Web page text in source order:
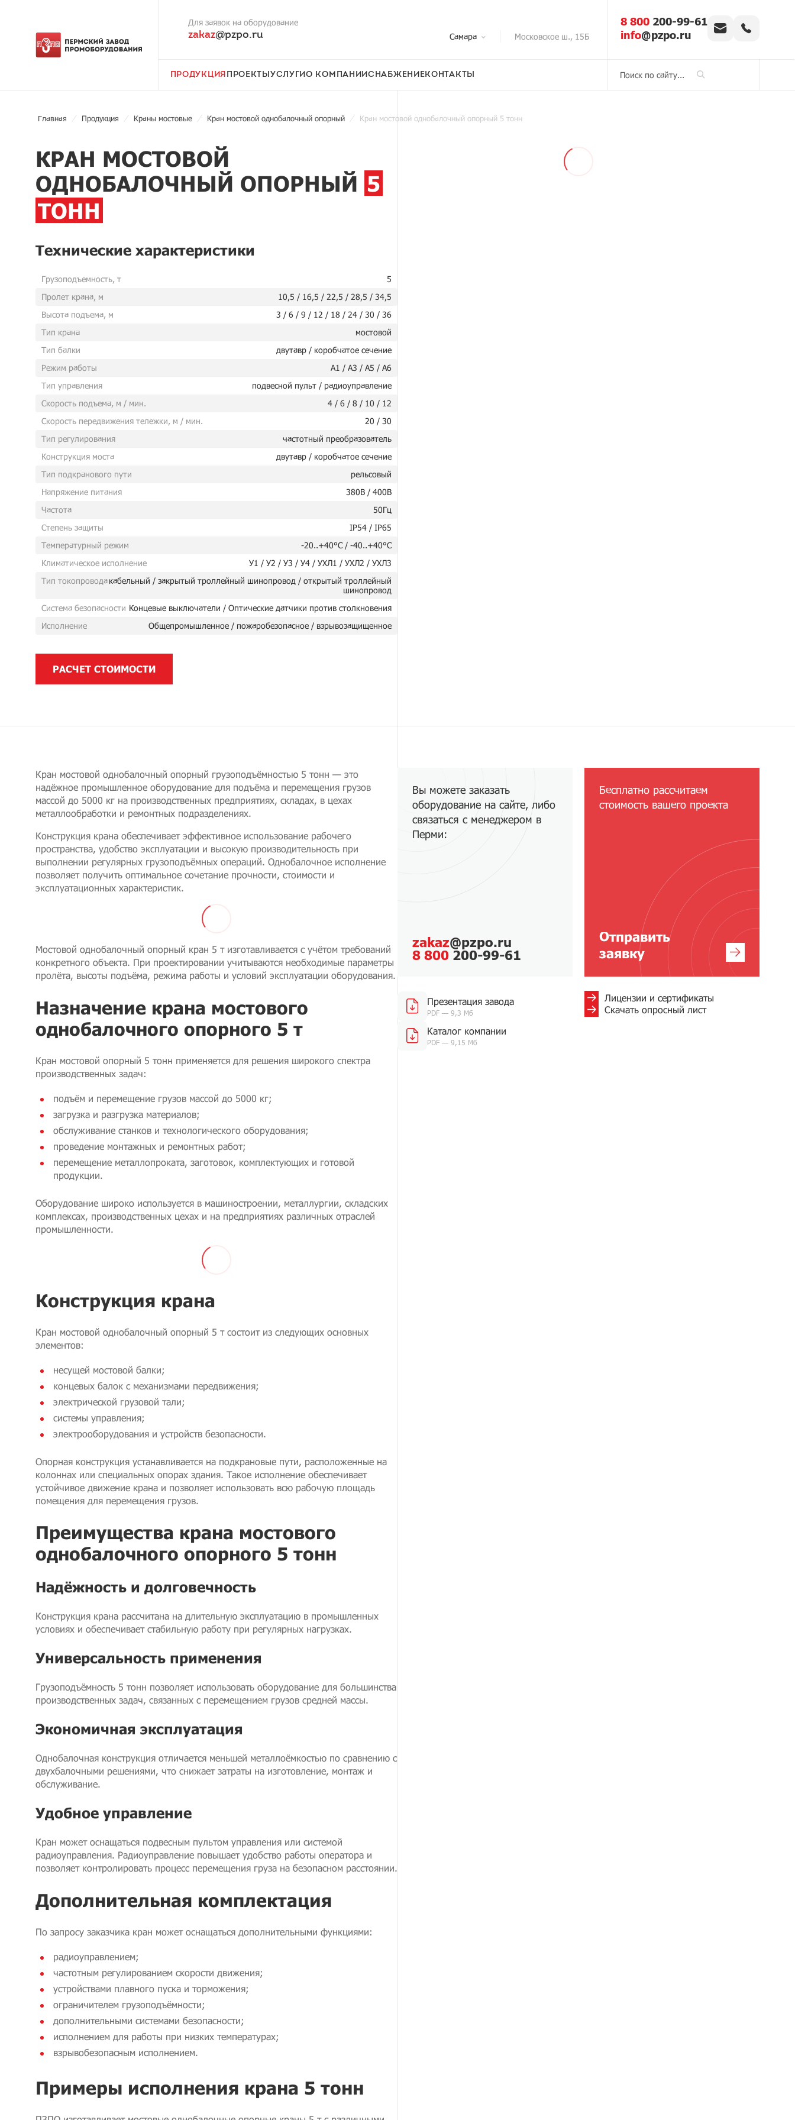
Для заявок на оборудование
zakaz@pzpo.ru Самара Московское ш., 15Б
ПРОДУКЦИЯ ПРОЕКТЫ УСЛУГИО КОМПАНИИСНАБЖЕНИЕКОНТАКТЫ
8 800 200-99-61
info@pzpo.ru
Главная Продукция Краны мостовые Кран мостовой однобалочный опорный Кран мостовой однобалочный опорный 5 тонн
КРАН МОСТОВОЙ
ОДНОБАЛОЧНЫЙ ОПОРНЫЙ 5
ТОНН
Технические характеристики
Грузоподъемность, т
5
Пролет крана, м
10,5 / 16,5 / 22,5 / 28,5 / 34,5
Высота подъема, м
3 / 6 / 9 / 12 / 18 / 24 / 30 / 36
Тип крана
мостовой
Тип балки
двутавр / коробчатое сечение
Режим работы
А1 / А3 / А5 / А6
Тип управления
подвесной пульт / радиоуправление
Скорость подъема, м / мин.
4 / 6 / 8 / 10 / 12
Скорость передвижения тележки, м / мин.
20 / 30
Тип регулирования
частотный преобразователь
Конструкция моста
двутавр / коробчатое сечение
Тип подкранового пути
рельсовый
Напряжение питания
380В / 400В
Частота
50Гц
Степень защиты
IP54 / IP65
Температурный режим
-20..+40°C / -40..+40°C
Климатическое исполнение
У1 / У2 / У3 / У4 / УХЛ1 / УХЛ2 / УХЛ3
Тип токопроводакабельный / закрытый троллейный шинопровод / открытый троллейный
шинопровод
Система безопасности Концевые выключатели / Оптические датчики против столкновения
Исполнение
Общепромышленное / пожаробезопасное / взрывозащищенное
РАСЧЕТ СТОИМОСТИ
Кран мостовой однобалочный опорный грузоподъёмностью 5 тонн — это
надёжное промышленное оборудование для подъёма и перемещения грузов
массой до 5000 кг на производственных предприятиях, складах, в цехах
металлообработки и ремонтных подразделениях.
Конструкция крана обеспечивает эффективное использование рабочего
пространства, удобство эксплуатации и высокую производительность при
выполнении регулярных грузоподъёмных операций. Однобалочное исполнение
позволяет получить оптимальное сочетание прочности, стоимости и
эксплуатационных характеристик.
Мостовой однобалочный опорный кран 5 т изготавливается с учётом требований
конкретного объекта. При проектировании учитываются необходимые параметры
пролёта, высоты подъёма, режима работы и условий эксплуатации оборудования.
Назначение крана мостового
однобалочного опорного 5 т
Кран мостовой опорный 5 тонн применяется для решения широкого спектра
производственных задач:
подъём и перемещение грузов массой до 5000 кг;
загрузка и разгрузка материалов;
обслуживание станков и технологического оборудования;
проведение монтажных и ремонтных работ;
перемещение металлопроката, заготовок, комплектующих и готовой
продукции.
Оборудование широко используется в машиностроении, металлургии, складских
комплексах, производственных цехах и на предприятиях различных отраслей
промышленности.
Конструкция крана
Кран мостовой однобалочный опорный 5 т состоит из следующих основных
элементов:
несущей мостовой балки;
концевых балок с механизмами передвижения;
электрической грузовой тали;
системы управления;
электрооборудования и устройств безопасности.
Опорная конструкция устанавливается на подкрановые пути, расположенные на
колоннах или специальных опорах здания. Такое исполнение обеспечивает
устойчивое движение крана и позволяет использовать всю рабочую площадь
помещения для перемещения грузов.
Преимущества крана мостового
однобалочного опорного 5 тонн
Надёжность и долговечность
Конструкция крана рассчитана на длительную эксплуатацию в промышленных
условиях и обеспечивает стабильную работу при регулярных нагрузках.
Универсальность применения
Грузоподъёмность 5 тонн позволяет использовать оборудование для большинства
производственных задач, связанных с перемещением грузов средней массы.
Экономичная эксплуатация
Однобалочная конструкция отличается меньшей металлоёмкостью по сравнению с
двухбалочными решениями, что снижает затраты на изготовление, монтаж и
обслуживание.
Удобное управление
Кран может оснащаться подвесным пультом управления или системой
радиоуправления. Радиоуправление повышает удобство работы оператора и
позволяет контролировать процесс перемещения груза на безопасном расстоянии.
Дополнительная комплектация
По запросу заказчика кран может оснащаться дополнительными функциями:
радиоуправлением;
частотным регулированием скорости движения;
устройствами плавного пуска и торможения;
ограничителем грузоподъёмности;
дополнительными системами безопасности;
исполнением для работы при низких температурах;
взрывобезопасным исполнением.
Примеры исполнения крана 5 тонн
Вы можете заказать
оборудование на сайте, либо
связаться с менеджером в
Перми:
zakaz@pzpo.ru
8 800 200-99-61
Презентация завода
PDF — 9,3 Мб
Каталог компании
PDF — 9,15 Мб
Бесплатно рассчитаем
стоимость вашего проекта
Отправить
заявку
Лицензии и сертификаты
Скачать опросный лист